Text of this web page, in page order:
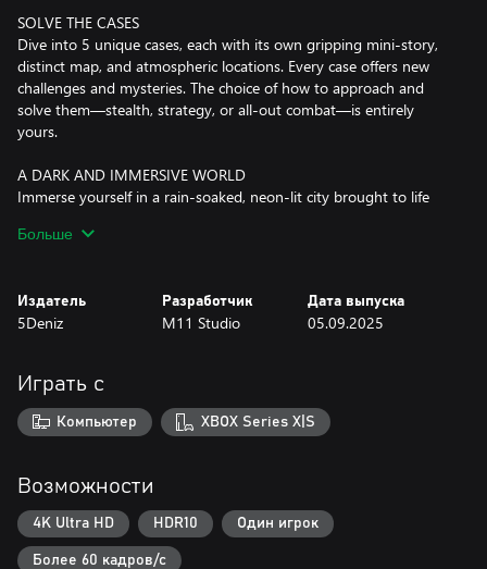
SOLVE THE CASES
Dive into 5 unique cases, each with its own gripping mini-story,
distinct map, and atmospheric locations. Every case offers new
challenges and mysteries. The choice of how to approach and
solve them—stealth, strategy, or all-out combat—is entirely
yours.
A DARK AND IMMERSIVE WORLD
Immerse yourself in a rain-soaked, neon-lit city brought to life
atmospheric detail, and a unique narrative experience, DeTechtive
story waiting to be uncovered.
Больше
Издатель
5Deniz
Разработчик
M11 Studio
Дата выпуска
05.09.2025
Играть с
Компьютер XBOX Series X|S
Возможности
4K Ultra HD HDR10 Один игрок
Более 60 кадров/с